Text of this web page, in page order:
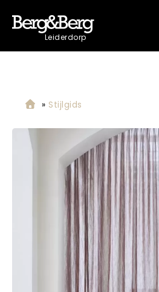
Leiderdorp
» Stijlgids